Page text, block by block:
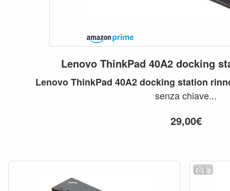
Lenovo ThinkPad 40A2 docking
Lenovo ThinkPad 40A2 docking station
senza chiave...
29,00€
3